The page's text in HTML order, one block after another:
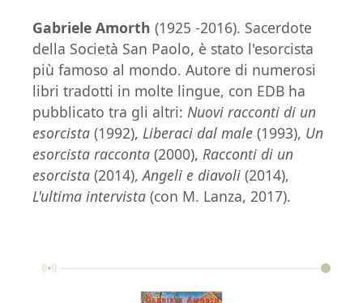
Gabriele Amorth (1925 -2016). Sacerdote
della Società San Paolo, è stato l'esorcista
più famoso al mondo. Autore di numerosi
libri tradotti in molte lingue, con EDB ha
pubblicato tra gli altri: Nuovi racconti di un
esorcista (1992), Liberaci dal male (1993), Un
esorcista racconta (2000), Racconti di un
esorcista (2014),Angeli e diavoli (2014),
L'ultima intervista (con M. Lanza, 2017).